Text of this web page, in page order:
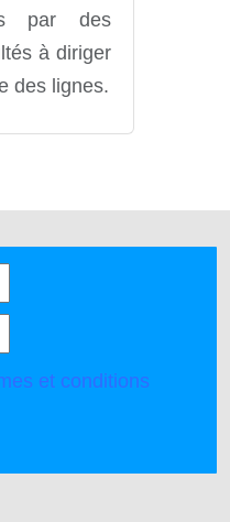
par des
à diriger
des lignes.
et conditions